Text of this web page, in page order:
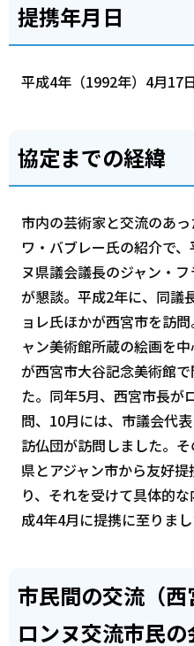
提携年月日
平成4年（1992年）4月17日
協定までの経緯
市内の芸術家と交流のあ
ワ・バブレー氏の紹介で
ヌ県議会議長のジャン・
が懇談。平成2年に、同議
ョレ氏ほかが西宮市を訪
ャン美術館所蔵の絵画を
が西宮市大谷記念美術館
た。同年5月、西宮市長が
問、10月には、市議会代
訪仏団が訪問しました。
県とアジャン市から友好
り、それを受けて具体的
成4年4月に提携に至りまし
市民間の交流（
ロンヌ交流市民の